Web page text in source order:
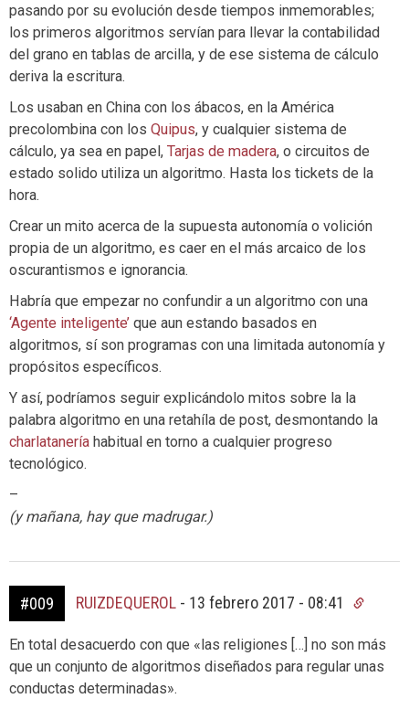
pasando por su evolución desde tiempos inmemorables;
los primeros algoritmos servían para llevar la contabilidad
del grano en tablas de arcilla, y de ese sistema de cálculo
deriva la escritura.
Los usaban en China con los ábacos, en la América
precolombina con los Quipus, y cualquier sistema de
cálculo, ya sea en papel, Tarjas de madera, o circuitos de
estado solido utiliza un algoritmo. Hasta los tickets de la
hora.
Crear un mito acerca de la supuesta autonomía o volición
propia de un algoritmo, es caer en el más arcaico de los
oscurantismos e ignorancia.
Habría que empezar no confundir a un algoritmo con una
‘Agente inteligente’ que aun estando basados en
algoritmos, sí son programas con una limitada autonomía y
propósitos específicos.
Y así, podríamos seguir explicándolo mitos sobre la la
palabra algoritmo en una retahíla de post, desmontando la
charlatanería habitual en torno a cualquier progreso
tecnológico.
–
(y mañana, hay que madrugar.)
#009 RUIZDEQUEROL - 13 febrero 2017 - 08:41
En total desacuerdo con que «las religiones […] no son más
que un conjunto de algoritmos diseñados para regular unas
conductas determinadas».